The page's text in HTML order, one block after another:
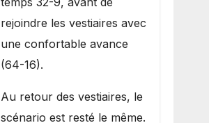
rejoindre les vestiaires avec
une confortable avance
(64-16).
Au retour des vestiaires, le
scénario est resté le même.